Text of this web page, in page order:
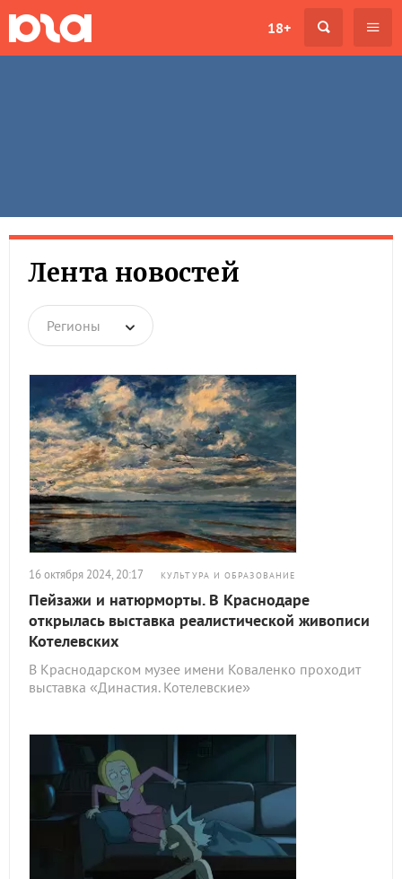
18+
Лента новостей
Регионы
16 октября 2024, 20:17 КУЛЬТУРА И ОБРАЗОВАНИЕ
Пейзажи и натюрморты. В Краснодаре
открылась выставка реалистической живописи
Котелевских
В Краснодарском музее имени Коваленко проходит
выставка «Династия. Котелевские»